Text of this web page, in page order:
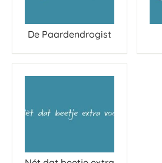
De Paardendrogist